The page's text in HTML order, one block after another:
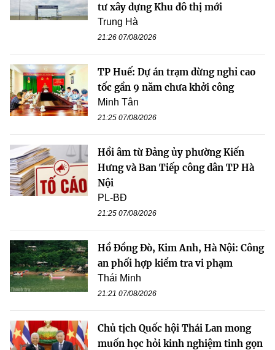
tư xây dựng Khu đô thị mới
Trung Hà
21:26 07/08/2026
TP Huế: Dự án trạm dừng nghỉ cao
tốc gần 9 năm chưa khởi công
Minh Tân
21:25 07/08/2026
Hồi âm từ Đảng ủy phường Kiến
Hưng và Ban Tiếp công dân TP Hà
Nội
PL-BĐ
21:25 07/08/2026
Hồ Đồng Đò, Kim Anh, Hà Nội: Công
an phối hợp kiểm tra vi phạm
Thái Minh
21:21 07/08/2026
Chủ tịch Quốc hội Thái Lan mong
muốn học hỏi kinh nghiệm tinh gọn